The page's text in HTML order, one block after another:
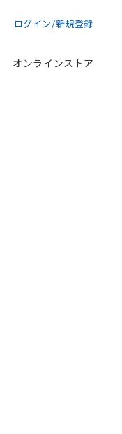
ログイン/新規登録
オンラインストア